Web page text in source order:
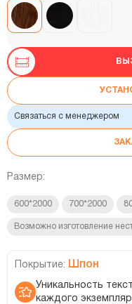
Связаться с менеджером
Размер:
600*2000 700*2000
Возможно изготовление
Покрытие: Шпон
Уникальность
каждого